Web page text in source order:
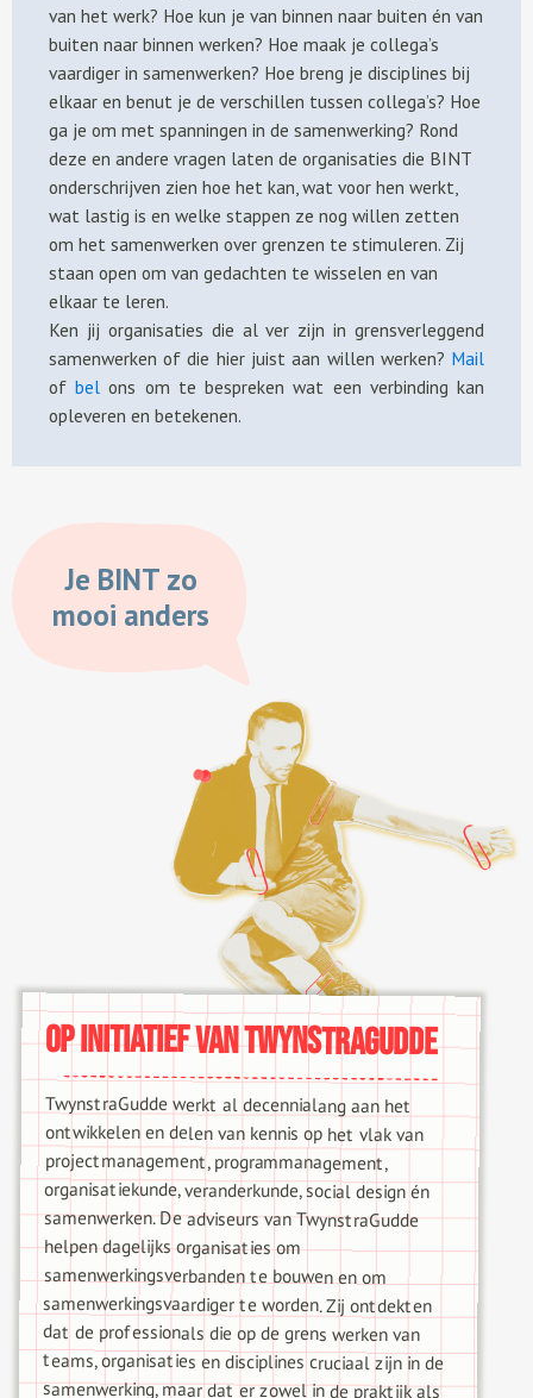
van het werk? Hoe kun je van binnen naar buiten én van
buiten naar binnen werken? Hoe maak je collega’s
vaardiger in samenwerken? Hoe breng je disciplines bij
elkaar en benut je de verschillen tussen collega’s? Hoe
ga je om met spanningen in de samenwerking? Rond
deze en andere vragen laten de organisaties die BINT
onderschrijven zien hoe het kan, wat voor hen werkt,
wat lastig is en welke stappen ze nog willen zetten
om het samenwerken over grenzen te stimuleren. Zij
staan open om van gedachten te wisselen en van
elkaar te leren.
Ken jij organisaties die al ver zijn in grensverleggend
samenwerken of die hier juist aan willen werken? Mail
ofbel ons om te bespreken wat een verbinding kan
opleveren en betekenen.
Je BINT zo
mooi anders
Op initiatief van TwynstraGudde
TwynstraGudde werkt al decennialang aan het
ontwikkelen en delen van kennis op het vlak van
projectmanagement, programmanagement,
organisatiekunde, veranderkunde, social design én
samenwerken. De adviseurs van TwynstraGudde
helpen dagelijks organisaties om
samenwerkingsverbanden te bouwen en om
samenwerkingsvaardiger te worden. Zij ontdekten
dat de professionals die op de grens werken van
teams, organisaties en disciplines cruciaal zijn in de
samenwerking, maar dat er zowel in de praktijk als
in de wetenschap nog weinig handvatten zijn voor
hun rol. Dat motiveerde TwynstraGudde om BINT
op te zetten en samen met enerzijds universiteiten
en hogescholen en anderzijds organisaties uit de
praktijk, onderzoek te doen en ervaringen te delen.
Om samen verandering en vernieuwing te krijgen in
hoe wij de maatschappelijke opgaven van nu kunnen
aanpakken. Want een maatschappelijke transitie
lukt alleen als we ook een transitie in de manier